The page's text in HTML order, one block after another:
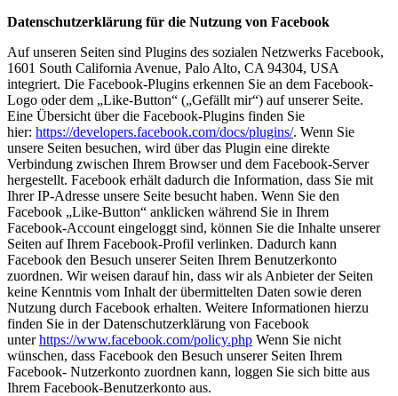
Datenschutzerklärung für die Nutzung von Facebook
Auf unseren Seiten sind Plugins des sozialen Netzwerks Facebook,
1601 South California Avenue, Palo Alto, CA 94304, USA
integriert. Die Facebook-Plugins erkennen Sie an dem Facebook-
Logo oder dem „Like-Button“ („Gefällt mir“) auf unserer Seite.
Eine Übersicht über die Facebook-Plugins finden Sie
hier: https://developers.facebook.com/docs/plugins/. Wenn Sie
unsere Seiten besuchen, wird über das Plugin eine direkte
Verbindung zwischen Ihrem Browser und dem Facebook-Server
hergestellt. Facebook erhält dadurch die Information, dass Sie mit
Ihrer IP-Adresse unsere Seite besucht haben. Wenn Sie den
Facebook „Like-Button“ anklicken während Sie in Ihrem
Facebook-Account eingeloggt sind, können Sie die Inhalte unserer
Seiten auf Ihrem Facebook-Profil verlinken. Dadurch kann
Facebook den Besuch unserer Seiten Ihrem Benutzerkonto
zuordnen. Wir weisen darauf hin, dass wir als Anbieter der Seiten
keine Kenntnis vom Inhalt der übermittelten Daten sowie deren
Nutzung durch Facebook erhalten. Weitere Informationen hierzu
finden Sie in der Datenschutzerklärung von Facebook
unterhttps://www.facebook.com/policy.php Wenn Sie nicht
wünschen, dass Facebook den Besuch unserer Seiten Ihrem
Facebook- Nutzerkonto zuordnen kann, loggen Sie sich bitte aus
Ihrem Facebook-Benutzerkonto aus.